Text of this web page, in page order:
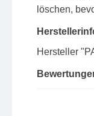
löschen,
Hersteller